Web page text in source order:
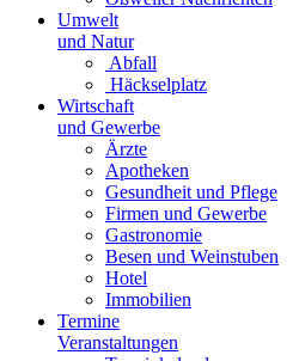
Umwelt
und Natur
Abfall
Häckselplatz
Wirtschaft
und Gewerbe
Ärzte
Apotheken
Gesundheit und Pflege
Firmen und Gewerbe
Gastronomie
Besen und Weinstuben
Hotel
Immobilien
Termine
Veranstaltungen